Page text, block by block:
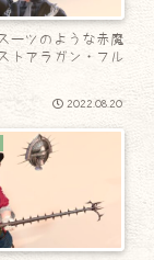
ーツのような赤魔
トアラガン・フル
2022.08.20